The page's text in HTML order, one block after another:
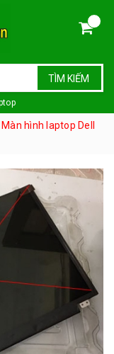
TÌM KIẾM
Màn hình laptop Dell